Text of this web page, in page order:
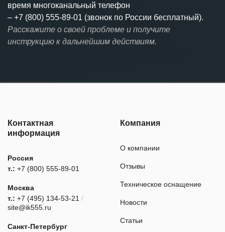
время многоканальный телефон
– +7 (800) 555-89-01 (звонок по России бесплатный).
Расскажите о своей проблеме и получите
инструкцию к дальнейшим действиям.
Контактная
информация
Россия
т.: +7 (800) 555-89-01
Москва
т.: +7 (495) 134-53-21 /
site@ik555.ru
Санкт-Петербург
Компания
О компании
Отзывы
Техническое оснащение
Новости
Статьи